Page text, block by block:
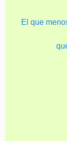
El que